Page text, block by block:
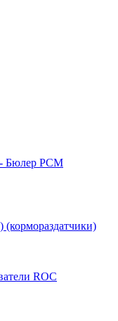
- Бюлер РСМ
(кормораздатчики)
ROC